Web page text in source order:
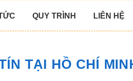
QUY TRÌNH LIÊN HỆ
TẠI HỒ CHÍ